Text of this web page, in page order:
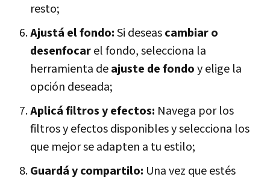
resto;
Ajustá el fondo:Si deseascambiar o
desenfocarel fondo, selecciona la
herramienta deajuste de fondoy elige la
opción deseada;
Aplicá filtros y efectos: Navega por los
filtros y efectos disponibles y selecciona los
que mejor se adapten a tu estilo;
Guardá y compartilo: Una vez que estés